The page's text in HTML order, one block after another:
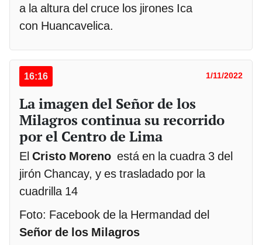
a la altura del cruce los jirones Ica
con Huancavelica.
16:16 1/11/2022
La imagen del Señor de los
Milagros continua su recorrido
por el Centro de Lima
El Cristo Moreno está en la cuadra 3 del
jirón Chancay, y es trasladado por la
cuadrilla 14
Foto: Facebook de la Hermandad del
Señor de los Milagros